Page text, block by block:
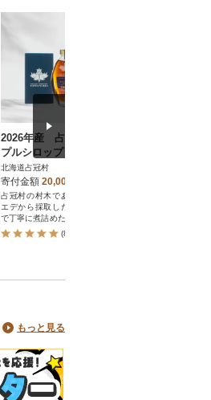
2026年産 占冠産メー
プルシロップ「トペニ
ワッカ」
北海道占冠村
寄付金額 20,000
占冠村の村木であるイタヤカ
エデから採取した樹液を、薪
で丁寧に煮詰めた100%占冠産
のメープルシロップ(8件)
もっと見る